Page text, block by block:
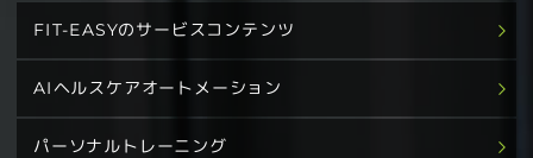
FIT-EASYのサービスコンテンツ
AIヘルスケアオートメーション
パーソナルトレーニング